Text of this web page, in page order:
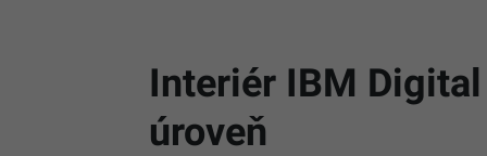
Interiér IBM
úroveň